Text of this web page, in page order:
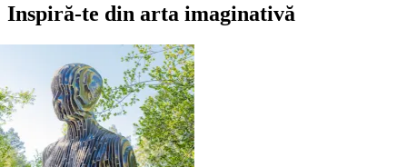
Inspiră-te din arta imaginativă